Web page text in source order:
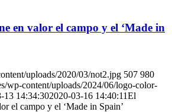
en valor el campo y el ‘Made in
uploads/2020/03/not2.jpg 507 980
wp-content/uploads/2024/06/logo-color-
13 14:34:302020-03-16 14:40:11El
el campo y el ‘Made in Spain’